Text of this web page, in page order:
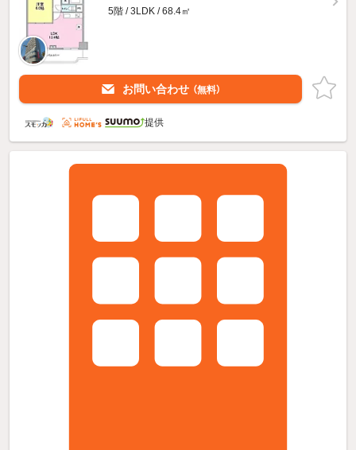
5階 / 3LDK / 68.4㎡
お問い合わせ （無料）
提供